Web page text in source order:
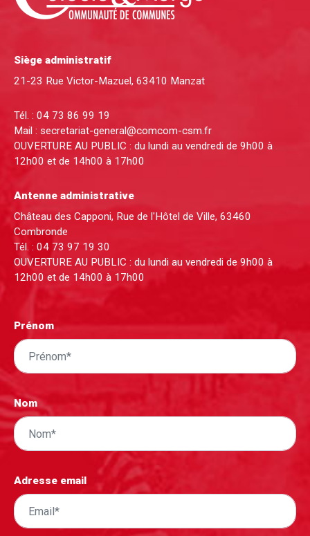
Siège administratif
21-23 Rue Victor-Mazuel, 63410 Manzat
Tél. : 04 73 86 99 19
Mail : secretariat-general@comcom-csm.fr
OUVERTURE AU PUBLIC : du lundi au vendredi de 9h00 à
12h00 et de 14h00 à 17h00
Antenne administrative
Château des Capponi, Rue de l'Hôtel de Ville, 63460
Combronde
Tél. : 04 73 97 19 30
OUVERTURE AU PUBLIC : du lundi au vendredi de 9h00 à
12h00 et de 14h00 à 17h00
Prénom
Nom
Adresse email